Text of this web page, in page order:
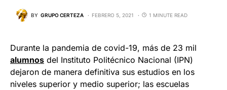
BY GRUPO CERTEZA FEBRERO 5, 2021 1 MINUTE READ
Durante la pandemia de covid-19, más de 23 mil
alumnos del Instituto Politécnico Nacional (IPN)
dejaron de manera definitiva sus estudios en los
niveles superior y medio superior; las escuelas